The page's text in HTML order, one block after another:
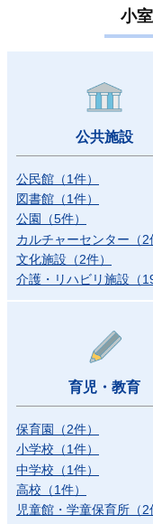
小
公共施設
公民館 （1件）
図書館 （1件）
公園
（5件）
カルチャーセンター （2
文化施設 （2件）
介護・リハビリ施設 （
育児・教育
保育園 （2件）
小学校 （1件）
中学校 （1件）
高校 （1件）
児童館・学童保育所 （2